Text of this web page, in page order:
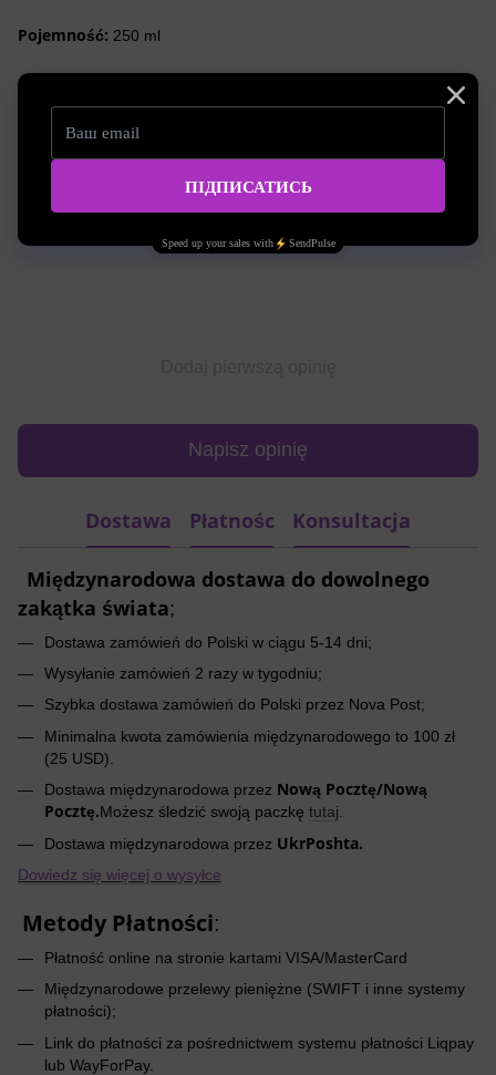
Pojemność: 250 ml
objętość
Napisz opinię
Dostawa Płatnośc Konsultacja
Międzynarodowa dostawa do dowolnego
zakątka świata;
Dostawa zamówień do Polski w ciągu 5-14 dni;
Wysyłanie zamówień 2 razy w tygodniu;
Szybka dostawa zamówień do Polski przez Nova Post;
Minimalna kwota zamówienia międzynarodowego to 100 zł
(25 USD).
Dostawa międzynarodowa przez Nową Pocztę/Nową
Pocztę.Możesz śledzić swoją paczkę tutaj.
Dostawa międzynarodowa przez UkrPoshta.
Dowiedz się więcej o wysyłce
Metody Płatności:
Płatność online na stronie kartami VISA/MasterCard
Międzynarodowe przelewy pieniężne (SWIFT i inne systemy
płatności);
Link do płatności za pośrednictwem systemu płatności Liqpay
lub WayForPay.